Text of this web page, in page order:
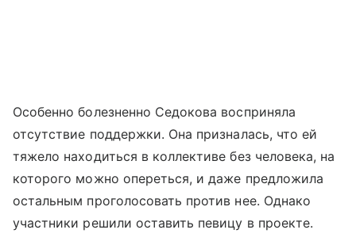
Особенно болезненно Седокова восприняла
отсутствие поддержки. Она призналась, что ей
тяжело находиться в коллективе без человека, на
которого можно опереться, и даже предложила
остальным проголосовать против нее. Однако
участники решили оставить певицу в проекте.